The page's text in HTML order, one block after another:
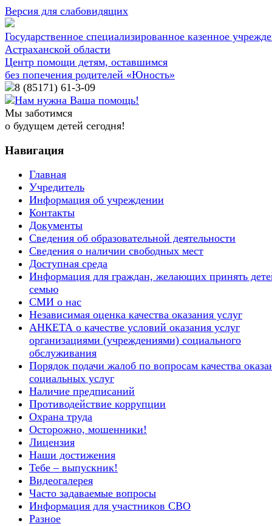
Версия для слабовидящих
Государственное специализированное казенное
Астраханской области
Центр помощи детям, оставшимся
без попечения родителей «Юность»
8 (85171) 61-3-09
Нам нужна Ваша помощь!
Мы заботимся
о будущем детей сегодня!
Навигация
Главная
Учредитель
Информация об учреждении
Контакты
Документы
Сведения об образовательной деятельности
Сведения о наличии свободных мест
Доступная среда
Информация для граждан, желающих принять
семью
СМИ о нас
Независимая оценка качества оказания услуг
АНКЕТА о качестве условий оказания услуг
организациями (учреждениями) социального
обслуживания
Порядок подачи жалоб по вопросам качества
социальных услуг
Наличие предписаний
Противодействие коррупции
Охрана труда
Осторожно, мошенники!
Лицензия
Наши достижения
Тебе – выпускник!
Видеогалерея
Часто задаваемые вопросы
Информация для участников СВО
Разное